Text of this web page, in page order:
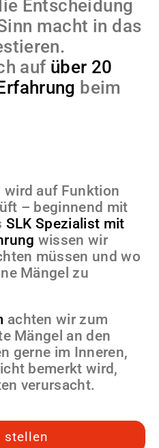
Entscheidung
macht in das
auf über 20
beim
wird auf Funktion
– beginnend mit
SLK Spezialist mit
wissen wir
müssen und wo
Mängel zu
achten wir zum
Mängel an den
gerne im Inneren,
bemerkt wird,
verursacht.
stellen